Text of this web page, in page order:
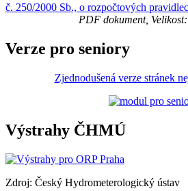
č. 250/2000 Sb., o rozpočtových
PDF dokument,
Verze pro seniory
Zjednodušená verze stránek
Výstrahy ČHMÚ
Zdroj: Český Hydrometerologický ústav